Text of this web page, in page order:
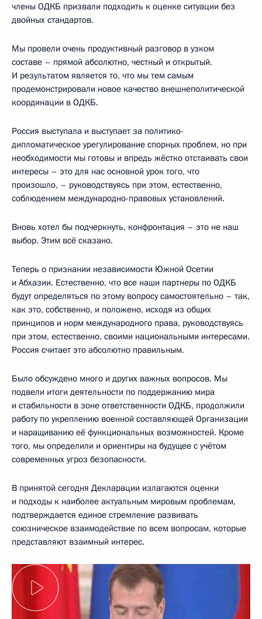
члены ОДКБ призвали подходить к оценке ситуации без
двойных стандартов.
Мы провели очень продуктивный разговор в узком
составе – прямой абсолютно, честный и открытый.
И результатом является то, что мы тем самым
продемонстрировали новое качество внешнеполитической
координации в ОДКБ.
Россия выступала и выступает за политико-
дипломатическое урегулирование спорных проблем, но при
необходимости мы готовы и впредь жёстко отстаивать свои
интересы – это для нас основной урок того, что
произошло, – руководствуясь при этом, естественно,
соблюдением международно-правовых установлений.
Вновь хотел бы подчеркнуть, конфронтация – это не наш
выбор. Этим всё сказано.
Теперь о признании независимости Южной Осетии
и Абхазии. Естественно, что все наши партнеры по ОДКБ
будут определяться по этому вопросу самостоятельно – так,
как это, собственно, и положено, исходя из общих
принципов и норм международного права, руководствуясь
при этом, естественно, своими национальными интересами.
Россия считает это абсолютно правильным.
Было обсуждено много и других важных вопросов. Мы
подвели итоги деятельности по поддержанию мира
и стабильности в зоне ответственности ОДКБ, продолжили
работу по укреплению военной составляющей Организации
и наращиванию её функциональных возможностей. Кроме
того, мы определили и ориентиры на будущее с учётом
современных угроз безопасности.
В принятой сегодня Декларации излагаются оценки
и подходы к наиболее актуальным мировым проблемам,
подтверждается единое стремление развивать
союзническое взаимодействие по всем вопросам, которые
представляют взаимный интерес.